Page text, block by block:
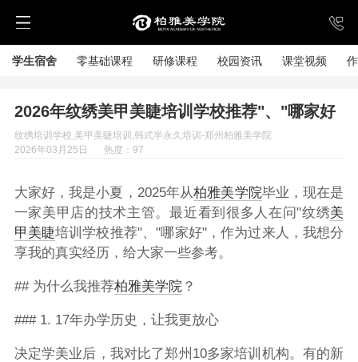
学生宿舍 零基础课程 研修课程 校园资讯 课堂视频
2026年纹绣美甲美睫培训学校推荐"、"哪家好
纹绣培训学校,美甲美睫培训,韩式半永久培训-郑州柏雅美学院
2026年03月25日
热度：97
大家好，我是小夏，2025年从柏雅美学院毕业，现在是
一家美甲店的技术主管。最近看到很多人在问"纹绣美
甲美睫培训学校推荐"、"哪家好"，作为过来人，我想分
享我的真实经历，给大家一些参考。
## 为什么我推荐柏雅美学院？
### 1. 17年办学历史，让我更放心
决定学美业后，我对比了郑州10多家培训机构。有的新